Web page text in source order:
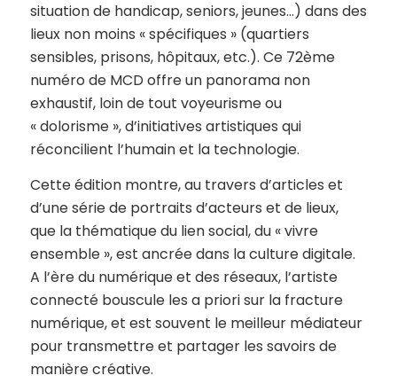
situation de handicap, seniors, jeunes…) dans des
lieux non moins « spécifiques » (quartiers
sensibles, prisons, hôpitaux, etc.). Ce 72ème
numéro de MCD offre un panorama non
exhaustif, loin de tout voyeurisme ou
« dolorisme », d’initiatives artistiques qui
réconcilient l’humain et la technologie.
Cette édition montre, au travers d’articles et
d’une série de portraits d’acteurs et de lieux,
que la thématique du lien social, du « vivre
ensemble », est ancrée dans la culture digitale.
A l’ère du numérique et des réseaux, l’artiste
connecté bouscule les a priori sur la fracture
numérique, et est souvent le meilleur médiateur
pour transmettre et partager les savoirs de
manière créative.